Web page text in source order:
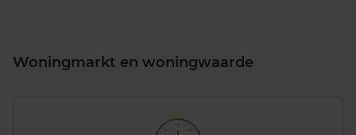
Woningmarkt en woningwaarde